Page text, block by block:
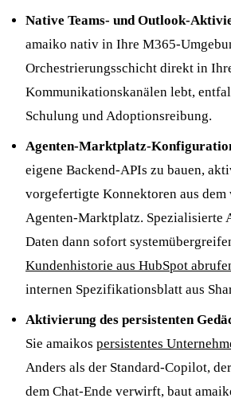
Native Teams- und Outlook-
amaiko nativ in Ihre M365-
Orchestrierungsschicht direkt in
Kommunikationskanälen lebt,
Schulung und Adoptionsreibung.
Agenten-Marktplatz-
eigene Backend-APIs zu bauen,
vorgefertigte Konnektoren aus dem
Agenten-Marktplatz. Spezialisierte
Daten dann sofort
Kundenhistorie aus HubSpot
internen Spezifikationsblatt aus
Aktivierung des persistenten
Sie amaikos persistentes
Anders als der Standard-Copilot,
dem Chat-Ende verwirft, baut